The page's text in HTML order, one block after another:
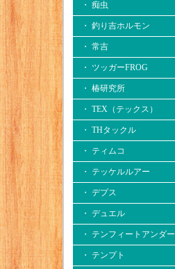
・ 痴虫
・ 釣り吉ホルモン
・ 常吉
・ ツッガーFROG
・ 椿研究所
・ TEX（テックス）
・ THタックル
・ ティムコ
・ テッケルルアー
・ デプス
・ デュエル
・ テンフィートアンダー
・ テンプト